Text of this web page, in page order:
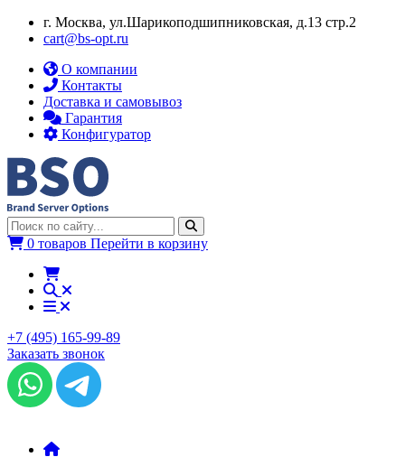
г. Москва, ул.​​Шарикоподшипниковская, д.13 стр.2
cart@bs-opt.ru
О компании
Контакты
Доставка и самовывоз
Гарантия
Конфигуратор
0 товаров Перейти в корзину
+7 (495) 165-99-89
Заказать звонок